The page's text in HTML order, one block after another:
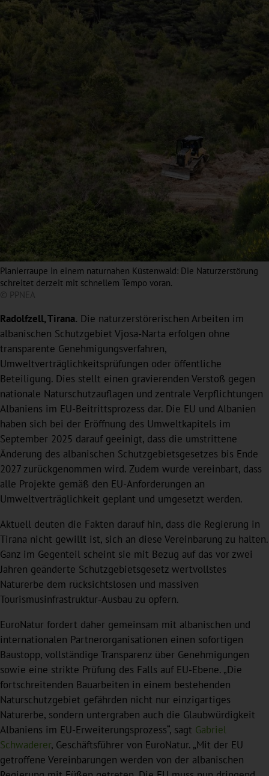
Planierraupe in einem naturnahen Küstenwald: Die Naturzerstörung
schreitet derzeit mit schnellem Tempo voran.
© PPNEA
Radolfzell, Tirana. Die naturzerstörerischen Arbeiten im
albanischen Schutzgebiet Vjosa-Narta erfolgen ohne
transparente Genehmigungsverfahren,
Umweltverträglichkeitsprüfungen oder öffentliche
Beteiligung. Dies stellt einen gravierenden Verstoß gegen
nationale Naturschutzauflagen und zentrale Verpflichtungen
Albaniens im EU-Beitrittsprozess dar. Die EU und Albanien
haben sich bei der Eröffnung des Umweltkapitels im
September 2025 darauf geeinigt, dass die umstrittene
Änderung des albanischen Schutzgebietsgesetzes bis Ende
2027 zurückgenommen wird. Zudem wurde vereinbart, dass
alle Projekte gemäß den EU-Anforderungen an
Umweltverträglichkeit geplant und umgesetzt werden.
Aktuell deuten die Fakten darauf hin, dass die Regierung in
Tirana nicht gewillt ist, sich an diese Vereinbarung zu halten.
Ganz im Gegenteil scheint sie mit Bezug auf das vor zwei
Jahren geänderte Schutzgebietsgesetz wertvollstes
Naturerbe dem rücksichtslosen und massiven
Tourismusinfrastruktur-Ausbau zu opfern.
EuroNatur fordert daher gemeinsam mit albanischen und
internationalen Partnerorganisationen einen sofortigen
Baustopp, vollständige Transparenz über Genehmigungen
sowie eine strikte Prüfung des Falls auf EU-Ebene. „Die
fortschreitenden Bauarbeiten in einem bestehenden
Naturschutzgebiet gefährden nicht nur einzigartiges
Naturerbe, sondern untergraben auch die Glaubwürdigkeit
Albaniens im EU-Erweiterungsprozess“, sagt Gabriel
Schwaderer, Geschäftsführer von EuroNatur. „Mit der EU
getroffene Vereinbarungen werden von der albanischen